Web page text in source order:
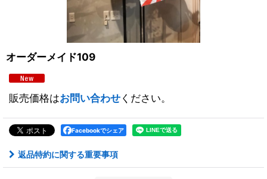
オーダーメイド109
販売価格はお問い合わせください。
Facebookでシェア
返品特約に関する重要事項